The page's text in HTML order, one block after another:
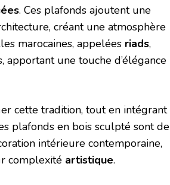
. Ces plafonds ajoutent une
créant une atmosphère
marocaines, appelées riads,
une touche d’élégance
cette tradition, tout en intégrant
plafonds en bois sculpté sont de
intérieure contemporaine,
complexité artistique.